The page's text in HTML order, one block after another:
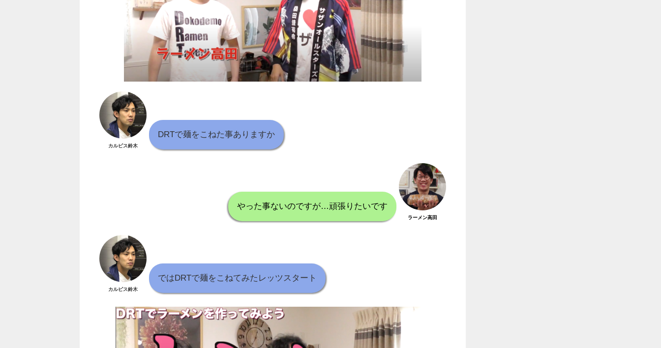
カルピス鈴木
DRTで麺をこねた事ありますか
やった事ないのですが…頑張りたいです
ラーメン高田
カルピス鈴木
ではDRTで麺をこねてみたレッツスタート